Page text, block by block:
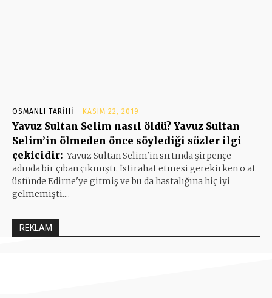
OSMANLI TARIHI KASIM 22, 2019
Yavuz Sultan Selim nasıl öldü? Yavuz Sultan
Selim’in ölmeden önce söylediği sözler ilgi
çekicidir: Yavuz Sultan Selim'in sırtında şirpençe
adında bir çıban çıkmıştı. İstirahat etmesi gerekirken o at
üstünde Edirne'ye gitmiş ve bu da hastalığına hiç iyi
gelmemişti....
REKLAM